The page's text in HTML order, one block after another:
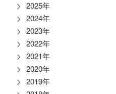
2025年
2024年
2023年
2022年
2021年
2020年
2019年